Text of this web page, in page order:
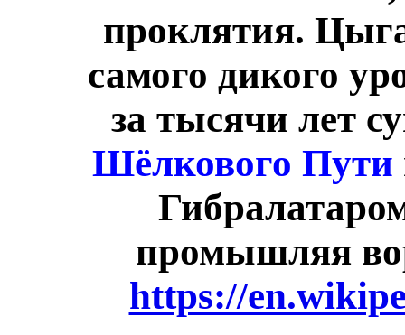
проклятия.
самого дикого
за тысячи лет
Шёлкового Пути
промышляя
https://